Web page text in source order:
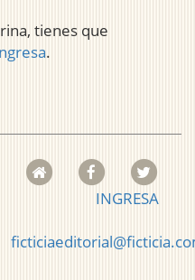
tienes que
.
INGRESA